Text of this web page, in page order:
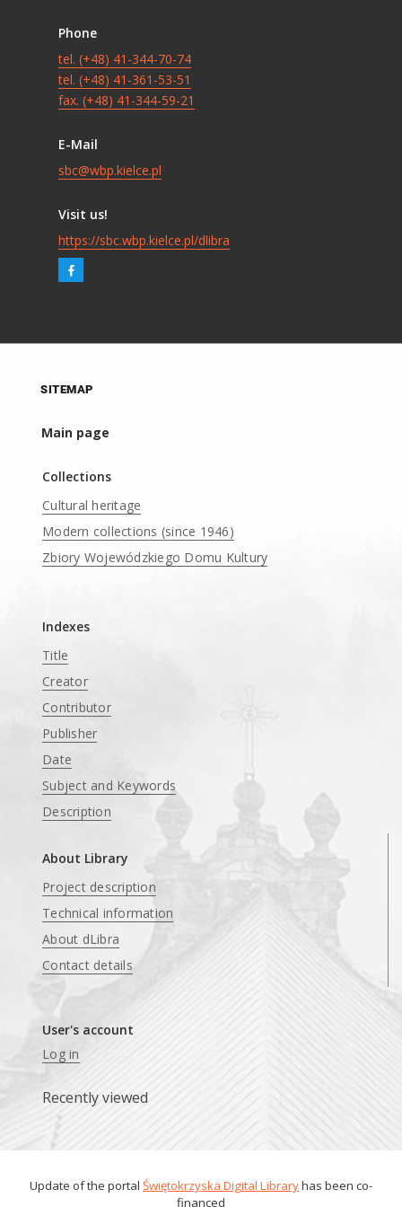
Phone
tel. (+48) 41-344-70-74
tel. (+48) 41-361-53-51
fax. (+48) 41-344-59-21
E-Mail
sbc@wbp.kielce.pl
Visit us!
https://sbc.wbp.kielce.pl/dlibra
SITEMAP
Main page
Collections
Cultural heritage
Modern collections (since 1946)
Zbiory Wojewódzkiego Domu Kultury
Indexes
Title
Creator
Contributor
Publisher
Date
Subject and Keywords
Description
About Library
Project description
Technical information
About dLibra
Contact details
User's account
Log in
Recently viewed
Update of the portal Świętokrzyska Digital Libraryhas been co-
financed